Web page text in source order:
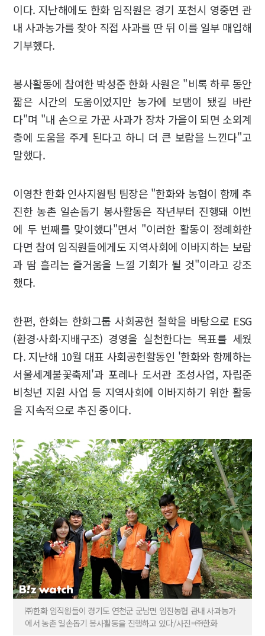
이다. 지난해에도 한화 임직원은 경기 포천시 영중면 관
내 사과농가를 찾아 직접 사과를 딴 뒤 이를 일부 매입해
기부했다.
봉사활동에 참여한 박성준 한화 사원은 "비록 하루 동안
짧은 시간의 도움이었지만 농가에 보탬이 됐길 바란
다"며 "내 손으로 가꾼 사과가 장차 가을이 되면 소외계
층에 도움을 주게 된다고 하니 더 큰 보람을 느낀다"고
말했다.
이영찬 한화 인사지원팀 팀장은 "한화와 농협이 함께 추
진한 농촌 일손돕기 봉사활동은 작년부터 진행돼 이번
에 두 번째를 맞이했다"면서 "이러한 활동이 정례화한
다면 참여 임직원들에게도 지역사회에 이바지하는 보람
과 땀 흘리는 즐거움을 느낄 기회가 될 것"이라고 강조
했다.
한편, 한화는 한화그룹 사회공헌 철학을 바탕으로 ESG
(환경·사회·지배구조) 경영을 실천한다는 목표를 세웠
다. 지난해 10월 대표 사회공헌활동인 '한화와 함께하는
서울세계불꽃축제'과 포레나 도서관 조성사업, 자립준
비청년 지원 사업 등 지역사회에 이바지하기 위한 활동
을 지속적으로 추진 중이다.
㈜한화 임직원들이 경기도 연천군 군남면 임진농협 관내 사과농가
에서 농촌 일손돕기 봉사활동을 진행하고 있다/사진=㈜한화